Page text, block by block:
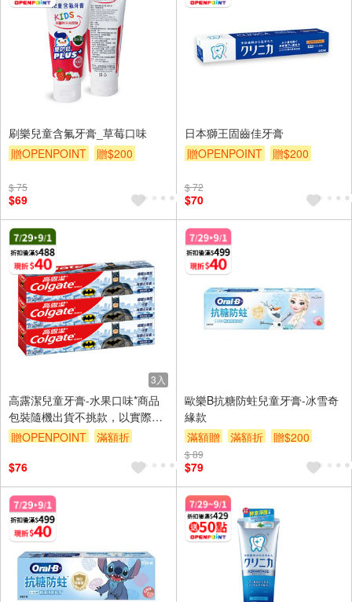
刷樂兒童含氟牙膏_草莓口味
贈OPENPOINT
贈$200
$ 75
$69
日本獅王固齒佳牙膏
贈OPENPOINT
贈$200
$ 72
$70
3入
高露潔兒童牙膏-水果口味*商品
包裝隨機出貨不挑款，以實際出
貨為準。
贈OPENPOINT
滿額折
$76
歐樂B抗糖防蛀兒童牙膏-冰雪奇
緣款
滿額贈
滿額折 贈$200
$ 89
$79